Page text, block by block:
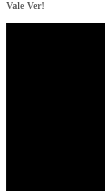
Vale Ver!